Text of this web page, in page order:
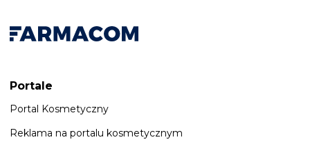
Portale
Portal Kosmetyczny
Reklama na portalu kosmetycznym